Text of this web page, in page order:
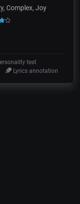
Complex, Joy
test
Lyrics annotation